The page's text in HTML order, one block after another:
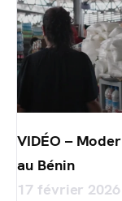
VIDÉO –
au Bénin
17 février 2026